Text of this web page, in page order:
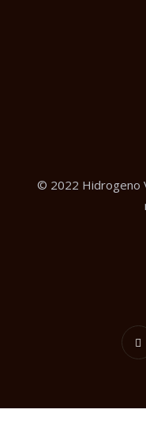
© 2022 Hidrogeno